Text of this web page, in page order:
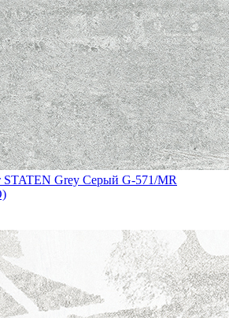
STATEN Grey Серый G-571/MR